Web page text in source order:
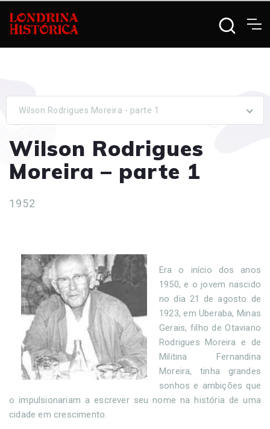
Wilson Rodrigues Moreira - parte 1
Wilson Rodrigues
Moreira – parte 1
1952
Era o início dos anos
1950, e o jovem nascido
no dia 21 de agosto de
1923, em Uberaba, Minas
Gerais, filho de Otaviano
Rodrigues Moreira e de
Militina Fernandina
Moreira, tinha grandes
sonhos e ambições que
o impulsionariam a escrever seu nome na história de uma
cidade em crescimento.